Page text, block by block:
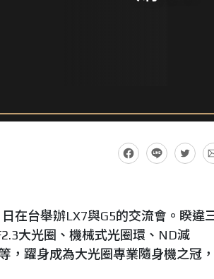
在台舉辦LX7與G5的交流會。睽違
大光圈、機械式光圈環、ND減
，躍身成為大光圈專業隨身機之冠